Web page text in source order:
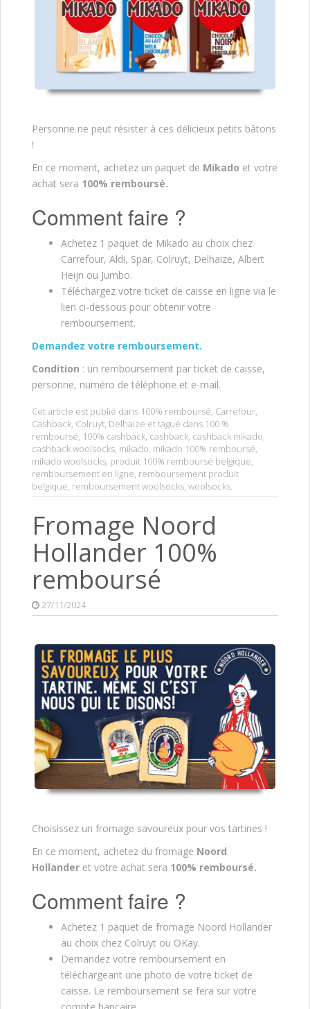
Personne ne peut résister à ces délicieux petits bâtons
!
En ce moment, achetez un paquet de Mikado et votre
achat sera 100% remboursé.
Comment faire ?
Achetez 1 paquet de Mikado au choix chez
Carrefour, Aldi, Spar, Colruyt, Delhaize, Albert
Heijn ou Jumbo.
Téléchargez votre ticket de caisse en ligne via le
lien ci-dessous pour obtenir votre
remboursement.
Demandez votre remboursement.
Condition : un remboursement par ticket de caisse,
personne, numéro de téléphone et e-mail.
Cet article est publié dans 100% remboursé, Carrefour,
Cashback, Colruyt, Delhaize et tagué dans 100 %
remboursé, 100% cashback, cashback, cashback mikado,
cashback woolsocks, mikado, mikado 100% remboursé,
mikado woolsocks, produit 100% remboursé belgique,
remboursement en ligne, remboursement produit
belgique, remboursement woolsocks, woolsocks.
Fromage Noord
Hollander 100%
remboursé
27/11/2024
Choisissez un fromage savoureux pour vos tartines !
En ce moment, achetez du fromage Noord
Hollander et votre achat sera 100% remboursé.
Comment faire ?
Achetez 1 paquet de fromage Noord Hollander
au choix chez Colruyt ou OKay.
Demandez votre remboursement en
téléchargeant une photo de votre ticket de
caisse. Le remboursement se fera sur votre